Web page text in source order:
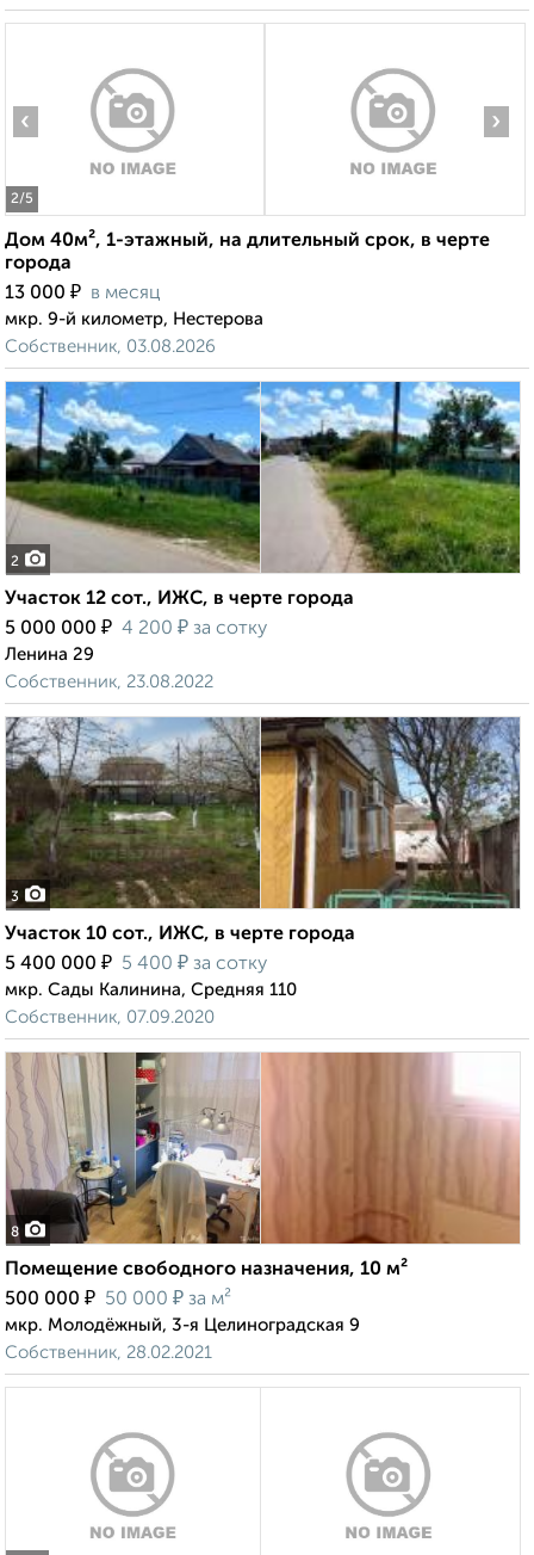
2/5
‹ ›
Дом 40м², 1-этажный, на длительный срок, в черте
города
13 000 ₽ в месяц
мкр. 9-й километр, Нестерова
Собственник, 03.08.2026
2
Участок 12 сот., ИЖС, в черте города
5 000 000 ₽ 4 200 ₽ за сотку
Ленина 29
Собственник, 23.08.2022
3
Участок 10 сот., ИЖС, в черте города
5 400 000 ₽ 5 400 ₽ за сотку
мкр. Сады Калинина, Средняя 110
Собственник, 07.09.2020
8
Помещение свободного назначения, 10 м²
500 000 ₽ 50 000 ₽ за м²
мкр. Молодёжный, 3-я Целиноградская 9
Собственник, 28.02.2021